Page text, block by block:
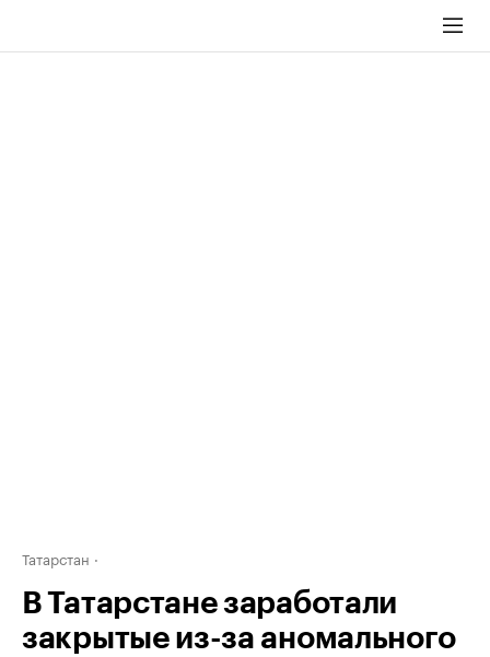
Татарстан
В Татарстане заработали
закрытые из-за аномального